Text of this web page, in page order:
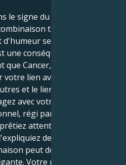
le signe du Lion pour le
très intrigante
semblable à l'eau.
une conséquence du fait
que Cancer, votre identité
lien avec votre maison,
et le lien émotionnel
avec votre famille. Votre
régi par le Lion et la
attention, que vous le
de manière claire
peut donner lieu à une
Votre nature Cancer